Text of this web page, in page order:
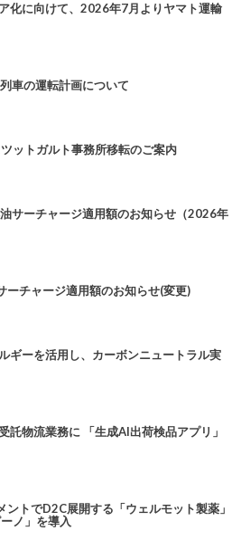
化に向けて、2026年7月よりヤマト運輸
車の運転計画について
ットガルト事務所移転のご案内
サーチャージ適用額のお知らせ（2026年
チャージ適用額のお知らせ(変更)
ギーを活用し、カーボンニュートラル実
託物流業務に 「生成AI出荷検品アプリ」
ントでD2C展開する「ウェルモット製薬」
ノ」を導入